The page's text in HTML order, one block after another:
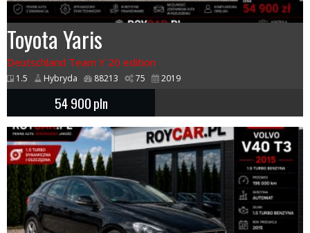
Toyota Yaris
Deutschland Team Y 20 edition
1.5 Hybryda 88213 75 2019
54 900pln